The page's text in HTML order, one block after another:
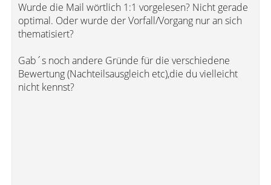
Wurde die Mail wörtlich 1:1 vorgelesen? Nicht gerade
optimal. Oder wurde der Vorfall/Vorgang nur an sich
thematisiert?
Gab´s noch andere Gründe für die verschiedene
Bewertung (Nachteilsausgleich etc),die du vielleicht
nicht kennst?